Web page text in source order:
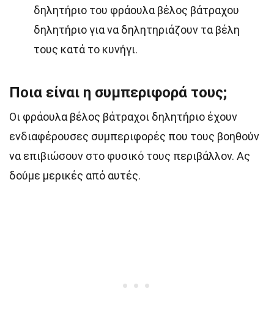
δηλητήριο του φράουλα βέλος βάτραχου
δηλητήριο για να δηλητηριάζουν τα βέλη
τους κατά το κυνήγι.
Ποια είναι η συμπεριφορά τους;
Οι φράουλα βέλος βάτραχοι δηλητήριο έχουν
ενδιαφέρουσες συμπεριφορές που τους βοηθούν
να επιβιώσουν στο φυσικό τους περιβάλλον. Ας
δούμε μερικές από αυτές.